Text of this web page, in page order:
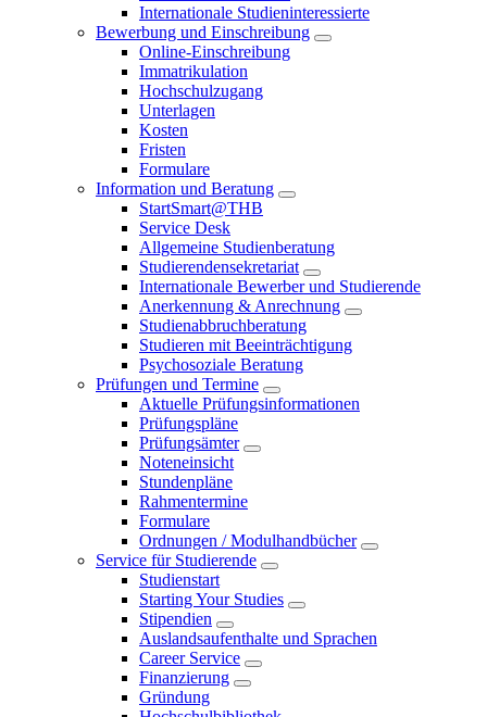
Internationale Studieninteressierte
Bewerbung und Einschreibung
Online-Einschreibung
Immatrikulation
Hochschulzugang
Unterlagen
Kosten
Fristen
Formulare
Information und Beratung
StartSmart@THB
Service Desk
Allgemeine Studienberatung
Studierendensekretariat
Internationale Bewerber und Studierende
Anerkennung & Anrechnung
Studienabbruchberatung
Studieren mit Beeinträchtigung
Psychosoziale Beratung
Prüfungen und Termine
Aktuelle Prüfungsinformationen
Prüfungspläne
Prüfungsämter
Noteneinsicht
Stundenpläne
Rahmentermine
Formulare
Ordnungen / Modulhandbücher
Service für Studierende
Studienstart
Starting Your Studies
Stipendien
Auslandsaufenthalte und Sprachen
Career Service
Finanzierung
Gründung